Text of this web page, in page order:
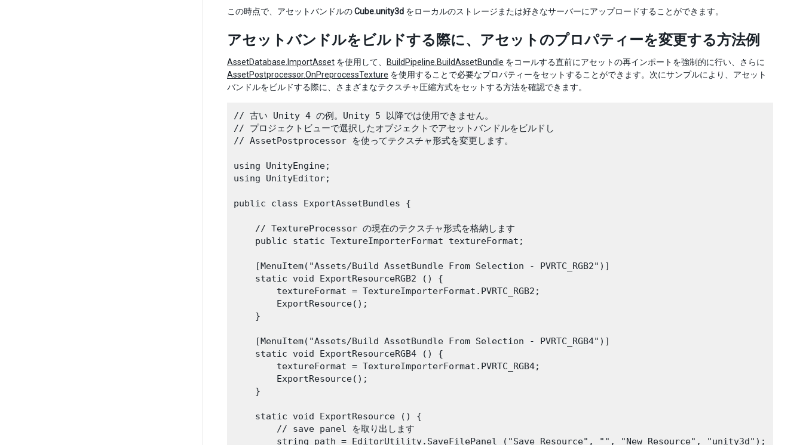
この時点で、アセットバンドルのCube.unity3d をローカルのストレージまたは好きなサーバーにアップロードすることができます。
アセットバンドルをビルドする際に、アセットのプロパティーを変更する方法例
AssetDatabase.ImportAsset を使用して、 BuildPipeline.BuildAssetBundle をコールする直前にアセットの再インポートを強制的に行い、さらに
AssetPostprocessor.OnPreprocessTexture を使用することで必要なプロパティーをセットすることができます。次にサンプルにより、アセット
バンドルをビルドする際に、さまざまなテクスチャ圧縮方式をセットする方法を確認できます。
// 古い Unity 4 の例。Unity 5 以降では使用できません。
// プロジェクトビューで選択したオブジェクトでアセットバンドルをビルドし
// AssetPostprocessor を使ってテクスチャ形式を変更します。
using UnityEngine;
using UnityEditor;
public class ExportAssetBundles {
    // TextureProcessor の現在のテクスチャ形式を格納します
    public static TextureImporterFormat textureFormat;
    [MenuItem("Assets/Build AssetBundle From Selection - PVRTC_RGB2")]
    static void ExportResourceRGB2 () {
        textureFormat = TextureImporterFormat.PVRTC_RGB2;
        ExportResource();
    }
    [MenuItem("Assets/Build AssetBundle From Selection - PVRTC_RGB4")]
    static void ExportResourceRGB4 () {
        textureFormat = TextureImporterFormat.PVRTC_RGB4;
        ExportResource();
    }
    static void ExportResource () {
        // save panel を取り出します
        string path = EditorUtility.SaveFilePanel ("Save Resource", "", "New Resource", "unity3d");